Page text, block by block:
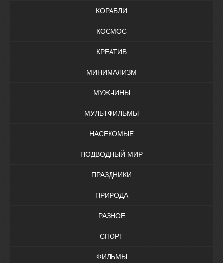
КОРАБЛИ
КОСМОС
КРЕАТИВ
МИНИМАЛИЗМ
МУЖЧИНЫ
МУЛЬТФИЛЬМЫ
НАСЕКОМЫЕ
ПОДВОДНЫЙ МИР
ПРАЗДНИКИ
ПРИРОДА
РАЗНОЕ
СПОРТ
ФИЛЬМЫ